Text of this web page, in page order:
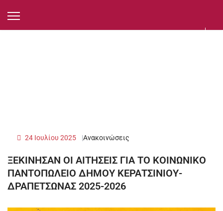
Ανακοινώσεις
24 Ιουλίου 2025
ΞΕΚΙΝΗΣΑΝ ΟΙ ΑΙΤΗΣΕΙΣ ΓΙΑ ΤΟ ΚΟΙΝΩΝΙΚΟ
ΠΑΝΤΟΠΩΛΕΙΟ ΔΗΜΟΥ ΚΕΡΑΤΣΙΝΙΟΥ-
ΔΡΑΠΕΤΣΩΝΑΣ 2025-2026